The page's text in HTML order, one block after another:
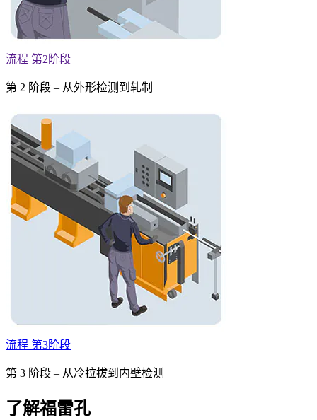
流程 第2阶段
第 2 阶段 – 从外形检测到轧制
流程 第3阶段
第 3 阶段 – 从冷拉拔到内壁检测
了解福雷孔